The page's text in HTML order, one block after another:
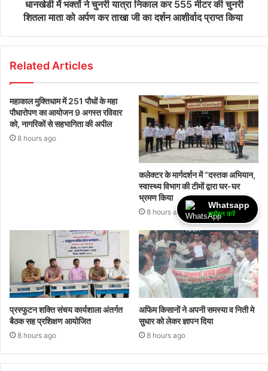
धानखेडी में भक्तों ने चुनरी यात्रा निकाल कर 555 मीटर की चुनरी
शितला माता को अर्पण कर ताखा जी का दर्शन आशीर्वाद प्राप्त किया
Related Articles
महाकाल मुक्तिधाम में 251 पौधों के महा
पौधारोपण का आयोजन 9 अगस्त रविवार
को, नागरिकों से सहभागिता की अपील
8 hours ago
कलेक्टर के मार्गदर्शन में “दस्तक अभियान,‌
स्वास्थ्य विभाग की टीमों द्वारा घर-घर
भ्रमण किया
8 hours ago
प्रस्फुटन शक्ति संचय कार्यशाला अंतर्गत
बैठक सह प्रशिक्षण आयोजित
8 hours ago
अफिम किसानों ने अपनी समस्या व निती मे
सुधार को लेकर ज्ञापन दिया
8 hours ago
Whatsapp
ज्वॉइन करें